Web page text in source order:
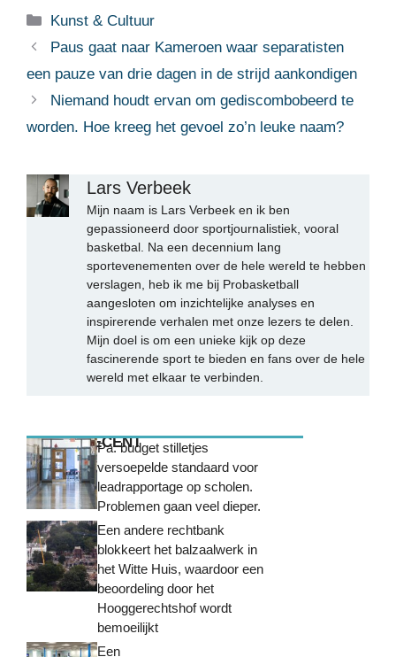
Categorieën
Kunst & Cultuur
Paus gaat naar Kameroen waar separatisten
een pauze van drie dagen in de strijd aankondigen
Niemand houdt ervan om gediscombobeerd te
worden. Hoe kreeg het gevoel zo’n leuke naam?
Lars Verbeek
Mijn naam is Lars Verbeek en ik ben
gepassioneerd door sportjournalistiek, vooral
basketbal. Na een decennium lang
sportevenementen over de hele wereld te hebben
verslagen, heb ik me bij Probasketball
aangesloten om inzichtelijke analyses en
inspirerende verhalen met onze lezers te delen.
Mijn doel is om een unieke kijk op deze
fascinerende sport te bieden en fans over de hele
wereld met elkaar te verbinden.
MEEST RECENTPa. budget stilletjes
versoepelde standaard voor
leadrapportage op scholen.
Problemen gaan veel dieper.
Een andere rechtbank
blokkeert het balzaalwerk in
het Witte Huis, waardoor een
beoordeling door het
Hooggerechtshof wordt
bemoeilijkt
Een